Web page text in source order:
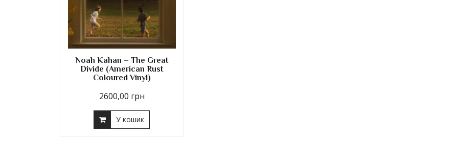
Noah Kahan – The Great
Divide (American Rust
Coloured Vinyl)
2600,00 грн
У кошик